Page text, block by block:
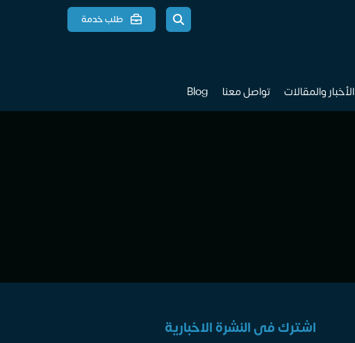
طلب خدمة
الأخبار والمقالات تواصل معنا Blog
اشترك فى النشرة الاخبارية